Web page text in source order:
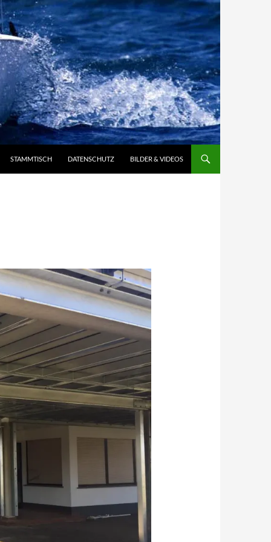
STAMMTISCH DATENSCHUTZ BILDER & VIDEOS